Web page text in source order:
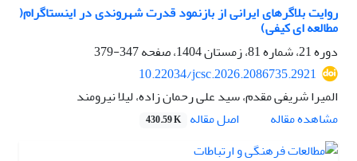
روایت بلاگرهای ایرانی از بازنمود قدرت شهروندی در اینستاگرام(
مطالعه ای کیفی)
دوره 21، شماره 81، زمستان 1404، صفحه
347-379
10.22034/jcsc.2026.2086735.2921
المیرا شریفی مقدم، سید علی رحمان زاده، لیلا نیرومند
مشاهده مقاله
اصل مقاله 430.59 K